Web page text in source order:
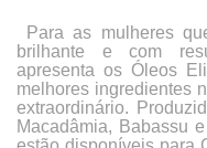
Para as mulheres
brilhante e com
apresenta os Óleos
melhores ingredientes
extraordinário.
Macadâmia, Babassu